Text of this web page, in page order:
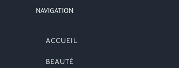
NAVIGATION
ACCUEIL
BEAUTÉ